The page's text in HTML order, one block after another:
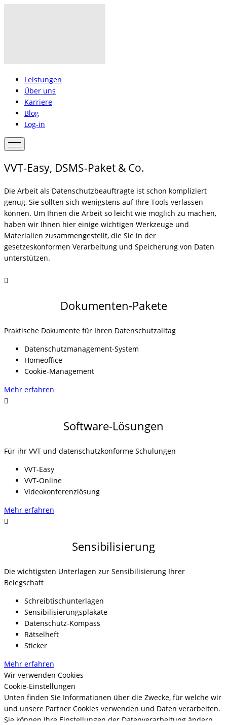
Leistungen
Über uns
Karriere
Blog
Log-in
VVT-Easy, DSMS-Paket & Co.
Die Arbeit als Datenschutzbeauftragte ist schon kompliziert
genug, Sie sollten sich wenigstens auf Ihre Tools verlassen
können. Um Ihnen die Arbeit so leicht wie möglich zu machen,
haben wir Ihnen hier einige wichtigen Werkzeuge und
Materialien zusammengestellt, die Sie in der
gesetzeskonformen Verarbeitung und Speicherung von Daten
unterstützen.
Dokumenten-Pakete
Praktische Dokumente für Ihren Datenschutzalltag
Datenschutzmanagement-System
Homeoffice
Cookie-Management
Mehr erfahren
Software-Lösungen
Für ihr VVT und datenschutzkonforme Schulungen
VVT-Easy
VVT-Online
Videokonferenzlösung
Mehr erfahren
Sensibilisierung
Die wichtigsten Unterlagen zur Sensibilisierung Ihrer
Belegschaft
Schreibtischunterlagen
Sensibilisierungsplakate
Datenschutz-Kompass
Rätselheft
Sticker
Mehr erfahren
Wir verwenden Cookies
Cookie-Einstellungen
Unten finden Sie Informationen über die Zwecke, für welche wir
und unsere Partner Cookies verwenden und Daten verarbeiten.
Sie können Ihre Einstellungen der Datenverarbeitung ändern